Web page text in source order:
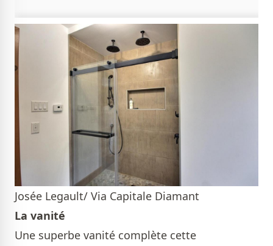
Josée Legault/ Via Capitale Diamant
La vanité
Une superbe vanité complète cette